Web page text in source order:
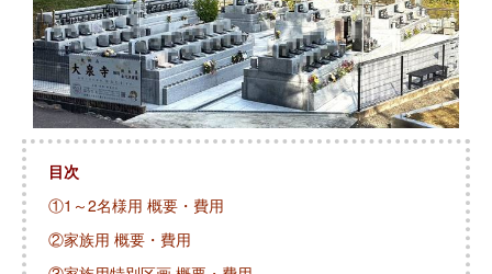
目次
①1～2名様用 概要・費用
②家族用 概要・費用